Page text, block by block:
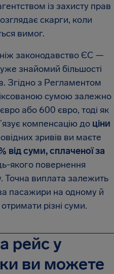
із захисту прав
скарги, коли
вимог.
законодавство ЄС —
знайомий більшості
Згідно з Регламентом
сумою залежно
або 600 євро, тоді як
компенсацію до ціни
зривів ви маєте
суми, сплаченої за
якого повернення
Точна виплата залежить
пасажири на одному й
різні суми.
рейс у
ви можете